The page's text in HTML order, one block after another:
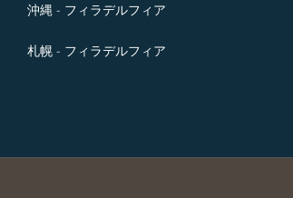
沖縄 - フィラデルフィア
札幌 - フィラデルフィア